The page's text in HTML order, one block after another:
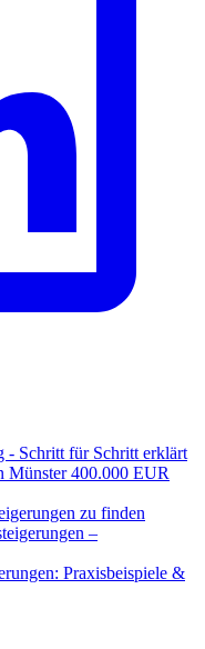
- Schritt für Schritt erklärt
Münster 400.000 EUR
zu finden
–
Praxisbeispiele &